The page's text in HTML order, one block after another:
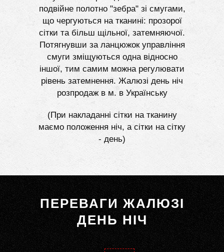
подвійне полотно "зебра" зі смугами,
що чергуються на тканині: прозорої
сітки та більш щільної, затемняючої.
Потягнувши за ланцюжок управління
смуги зміщуються одна відносно
іншої, тим самим можна регулювати
рівень затемнення. Жалюзі день ніч
розпродаж в м. в Українську
(При накладанні сітки на тканину
маємо положення ніч, а сітки на сітку
- день)
ПЕРЕВАГИ ЖАЛЮЗІ
ДЕНЬ НІЧ